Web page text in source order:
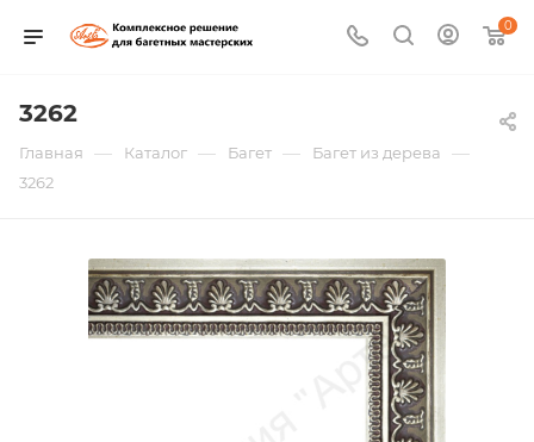
0
3262
Главная — Каталог — Багет — Багет из дерева —
3262